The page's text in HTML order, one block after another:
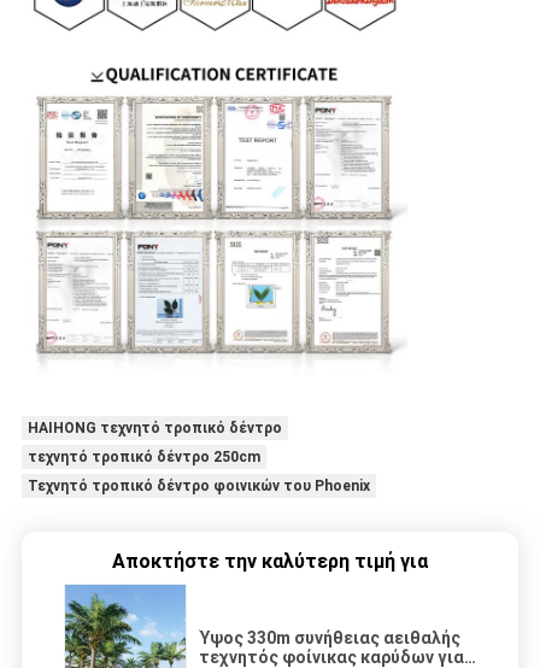
HAIHONG τεχνητό τροπικό δέντρο
τεχνητό τροπικό δέντρο 250cm
Τεχνητό τροπικό δέντρο φοινικών του Phoenix
Αποκτήστε την καλύτερη τιμή για
Ύψος 330m συνήθειας αειθαλής
τεχνητός φοίνικας καρύδων για